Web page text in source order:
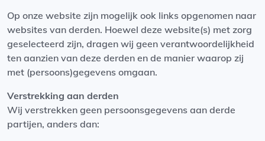
Op onze website zijn mogelijk ook links opgenomen naar
websites van derden. Hoewel deze website(s) met zorg
geselecteerd zijn, dragen wij geen verantwoordelijkheid
ten aanzien van deze derden en de manier waarop zij
met (persoons)gegevens omgaan.
Verstrekking aan derden
Wij verstrekken geen persoonsgegevens aan derde
partijen, anders dan: